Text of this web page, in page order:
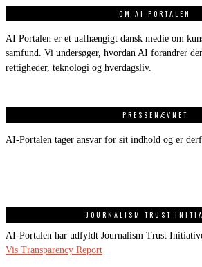
OM AI PORTALEN
AI Portalen er et uafhængigt dansk medie om
samfund. Vi undersøger, hvordan AI forandrer
rettigheder, teknologi og hverdagsliv.
PRESSENÆVNET
AI-Portalen tager ansvar for sit indhold og er
JOURNALISM TRUST
AI-Portalen har udfyldt Journalism Trust
Vis Transparency Report